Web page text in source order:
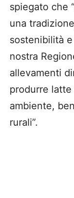
spiegato che
una
sostenibilità
nostra
allevamenti
produrre
ambiente,
rurali”.